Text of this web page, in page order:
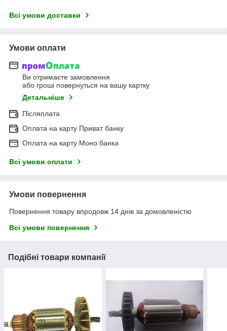
Всі умови доставки
Умови оплати
Ви отримаєте замовлення
або гроші повернуться на вашу картку
Детальніше
Післяплата
Оплата на карту Приват банку
Оплата на карту Моно банка
Всі умови оплати
Умови повернення
Повернення товару впродовж 14 днів за домовленістю
Всі умови повернення
Подібні товари компанії